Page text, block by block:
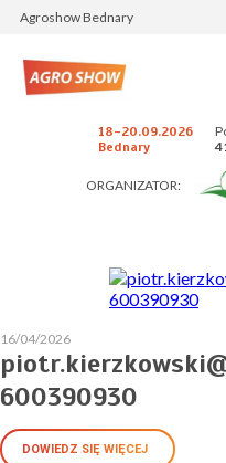
Agroshow Bednary
18-20.09.2026
Bednary
ORGANIZATOR:
16/04/2026
600390930
DOWIEDZ SIĘ WIĘCEJ